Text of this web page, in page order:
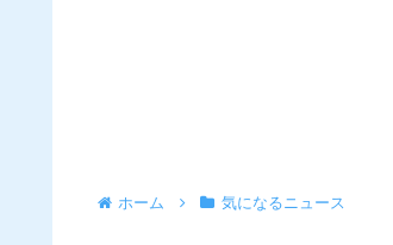
ホーム 気になるニュース